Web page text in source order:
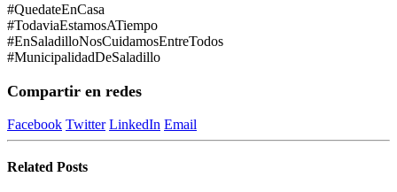
#QuedateEnCasa
#TodaviaEstamosATiempo
#EnSaladilloNosCuidamosEntreTodos
#MunicipalidadDeSaladillo
Compartir en redes
Facebook Twitter LinkedIn Email
Related Posts